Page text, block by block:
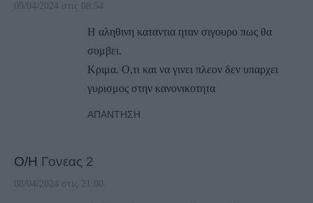
09/04/2024 στις 08:54
Η αληθινη καταντια ηταν σιγουρο πως θα
συμβει.
Κριμα. Ο,τι και να γινει πλεον δεν υπαρχει
γυρισμος στην κανονικοτητα
ΑΠΆΝΤΗΣΗ
Ο/Η Γονεας 2
08/04/2024 στις 21:00